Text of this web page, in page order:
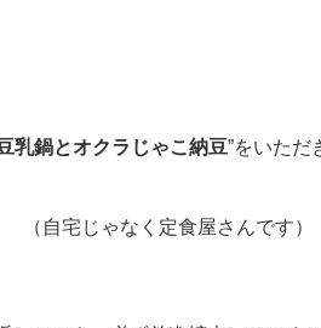
乳鍋とオクラじゃこ納豆”をいただ
（自宅じゃなく定食屋さんです）